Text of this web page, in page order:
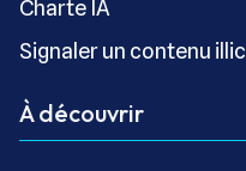
Charte IA
Signaler un contenu
À découvrir